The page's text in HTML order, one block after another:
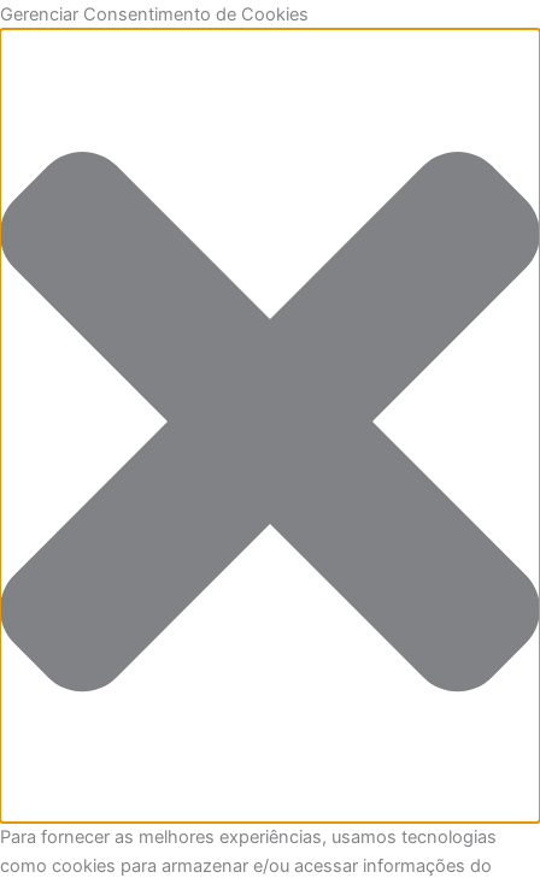
Gerenciar Consentimento de Cookies
Para fornecer as melhores experiências, usamos tecnologias
como cookies para armazenar e/ou acessar informações do
Funcional
Preferências
Estatísticas
Marketing
Ir